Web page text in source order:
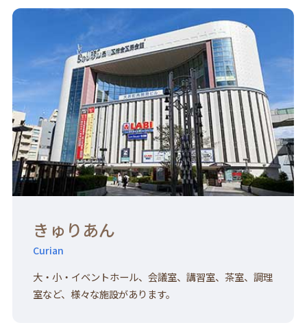
きゅりあん
Curian
大・小・イベントホール、会議室、講習室、茶室、調理
室など、様々な施設があります。